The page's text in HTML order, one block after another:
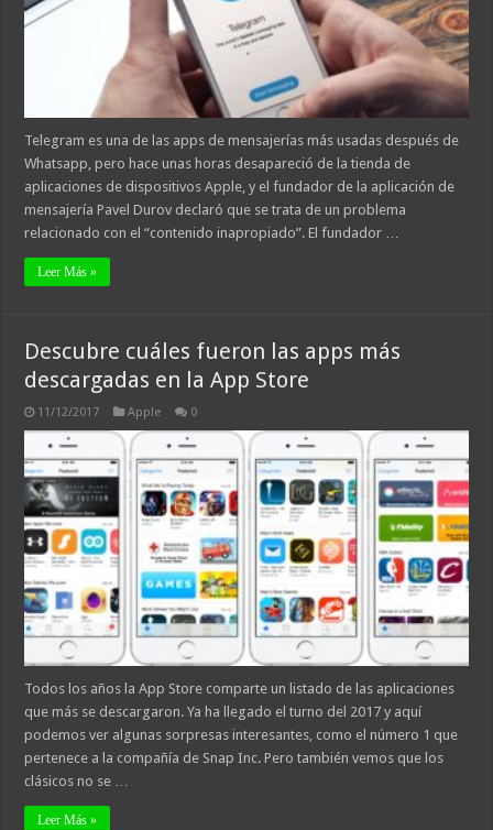
Telegram es una de las apps de mensajerías más usadas después de
Whatsapp, pero hace unas horas desapareció de la tienda de
aplicaciones de dispositivos Apple, y el fundador de la aplicación de
mensajería Pavel Durov declaró que se trata de un problema
relacionado con el “contenido inapropiado”. El fundador …
Leer Más »
Descubre cuáles fueron las apps más
descargadas en la App Store
11/12/2017 Apple 0
Todos los años la App Store comparte un listado de las aplicaciones
que más se descargaron. Ya ha llegado el turno del 2017 y aquí
podemos ver algunas sorpresas interesantes, como el número 1 que
pertenece a la compañía de Snap Inc. Pero también vemos que los
clásicos no se …
Leer Más »